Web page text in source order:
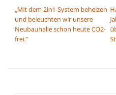
„Mit dem 2in1-System beheizen
und beleuchten wir unsere
Neubauhalle schon heute CO2-
frei.“